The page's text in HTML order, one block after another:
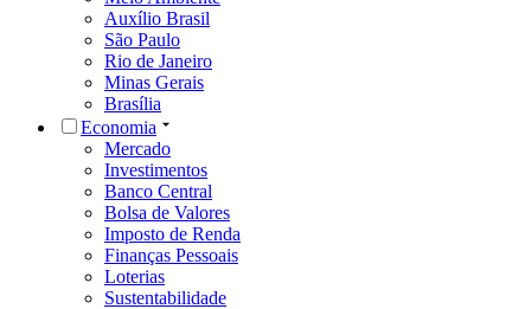
Auxílio Brasil
São Paulo
Rio de Janeiro
Minas Gerais
Brasília
Economia
Mercado
Investimentos
Banco Central
Bolsa de Valores
Imposto de Renda
Finanças Pessoais
Loterias
Sustentabilidade